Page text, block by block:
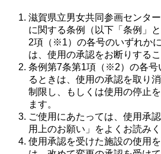
滋賀県立男女共同参画センタ
に関する条例（以下「条例」
2項（※1）の各号のいずれか
は、使用の承認をお断りする
条例第7条第1項（※2）の各号
るときは、使用の承認を取り
制限し、もしくは使用の停止
ます。
ご使用にあたっては、使用承
用上のお願い」をよくお読み
使用承認を受けた施設の使用